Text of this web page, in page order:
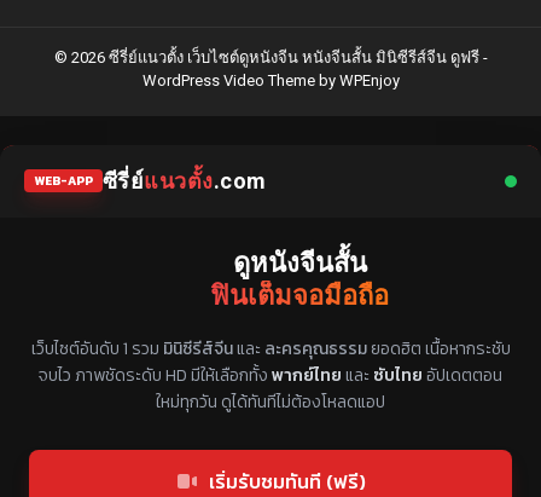
© 2026 ซีรี่ย์แนวตั้ง เว็บไซต์ดูหนังจีน หนังจีนสั้น มินิซีรีส์จีน ดูฟรี -
WordPress Video Themeby WPEnjoy
WEB-APP ซีรี่ย์แนวตั้ง.com
ดูหนังจีนสั้น
ฟินเต็มจอมือถือ
เว็บไซต์อันดับ 1 รวม มินิซีรีส์จีนและ ละครคุณธรรมยอดฮิต เนื้อหากระชับ
จบไว ภาพชัดระดับ HD มีให้เลือกทั้งพากย์ไทยและ ซับไทยอัปเดตตอน
ใหม่ทุกวัน ดูได้ทันทีไม่ต้องโหลดแอป
เริ่มรับชมทันที (ฟรี)